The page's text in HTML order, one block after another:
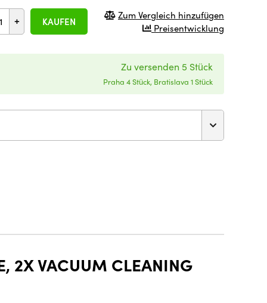
+ KAUFEN
Zum Vergleich hinzufügen
Preisentwicklung
Zu versenden 5 Stück
Praha 4 Stück, Bratislava 1 Stück
2X VACUUM CLEANING